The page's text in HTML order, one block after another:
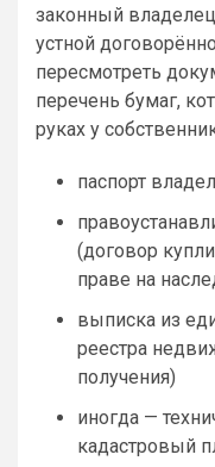
законный
устной
пересмотреть
перечень бумаг,
руках у
паспорт
(договор
праве на
выписка из
реестра
получения)
иногда —
кадастровый